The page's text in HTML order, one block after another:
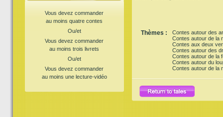
Vous devez commander
au moins quatre contes
Ou/et
Vous devez commander
au moins trois livrets
Ou/et
Vous devez commander
au moins une lecture-vidéo
Thèmes :
Contes autour des
Contes autour de la
Contes aux deux
Contes autour des
Contes autour de la
Contes autour du
Contes autour de la